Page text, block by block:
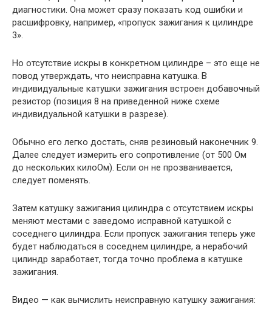
диагностики. Она может сразу показать код ошибки и
расшифровку, например, «пропуск зажигания к цилиндре
3».
Но отсутствие искры в конкретном цилиндре – это еще не
повод утверждать, что неисправна катушка. В
индивидуальные катушки зажигания встроен добавочный
резистор (позиция 8 на приведенной ниже схеме
индивидуальной катушки в разрезе).
Обычно его легко достать, сняв резиновый наконечник 9.
Далее следует измерить его сопротивление (от 500 Ом
до нескольких килоОм). Если он не прозванивается,
следует поменять.
Затем катушку зажигания цилиндра с отсутствием искры
меняют местами с заведомо исправной катушкой с
соседнего цилиндра. Если пропуск зажигания теперь уже
будет наблюдаться в соседнем цилиндре, а нерабочий
цилиндр заработает, тогда точно проблема в катушке
зажигания.
Видео — как вычислить неисправную катушку зажигания: